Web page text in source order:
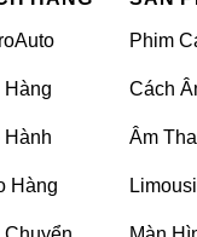
cung cấp các tính
yên tâm trong
Hàng
Hành
Hàng
Phim
Cách
Âm